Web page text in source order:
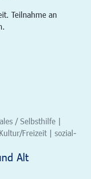
Teilnahme an
/ Selbsthilfe |
Freizeit | sozial-
Alt